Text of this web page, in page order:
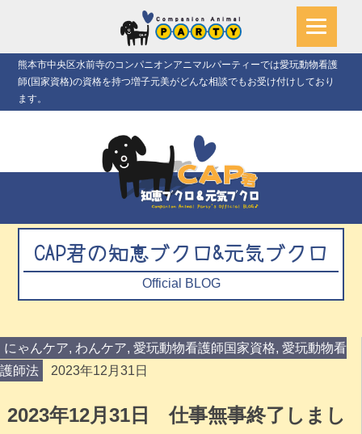
熊本市中央区水前寺のコンパニオンアニマルパーティーでは愛玩動物看護
師(国家資格)の資格を持つ増子元美がどんな相談でもお受け付けしており
ます。
CAP君の知恵ブクロ&元気ブクロ
Official BLOG
にゃんケア, わんケア, 愛玩動物看護師国家資格, 愛玩動物看
護師法
2023年12月31日
2023年12月31日 仕事無事終了しまし